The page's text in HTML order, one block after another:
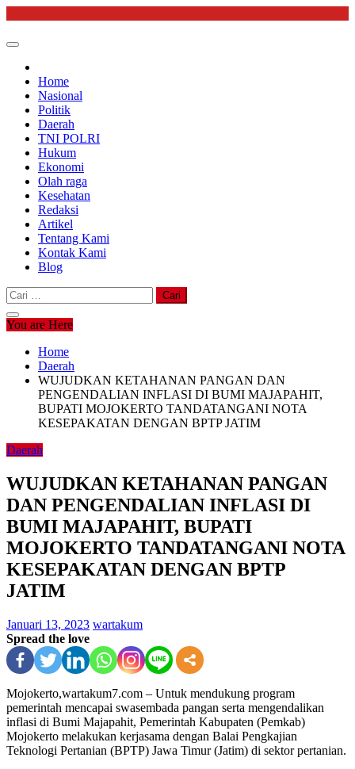
content
Home
Nasional
Politik
Daerah
TNI POLRI
Hukum
Ekonomi
Olah raga
Kesehatan
Redaksi
Artikel
Tentang Kami
Kontak Kami
Blog
Cari
untuk:
You are Here
Home
Daerah
WUJUDKAN KETAHANAN PANGAN DAN
PENGENDALIAN INFLASI DI BUMI MAJAPAHIT,
BUPATI MOJOKERTO TANDATANGANI NOTA
KESEPAKATAN DENGAN BPTP JATIM
Daerah
WUJUDKAN KETAHANAN PANGAN
DAN PENGENDALIAN INFLASI DI
BUMI MAJAPAHIT, BUPATI
MOJOKERTO TANDATANGANI NOTA
KESEPAKATAN DENGAN BPTP
JATIM
Januari 13, 2023 wartakum
Spread the love
Mojokerto,wartakum7.com – Untuk mendukung program
pemerintah mencapai swasembada pangan serta mengendalikan
inflasi di Bumi Majapahit, Pemerintah Kabupaten (Pemkab)
Mojokerto melakukan kerjasama dengan Balai Pengkajian
Teknologi Pertanian (BPTP) Jawa Timur (Jatim) di sektor pertanian.